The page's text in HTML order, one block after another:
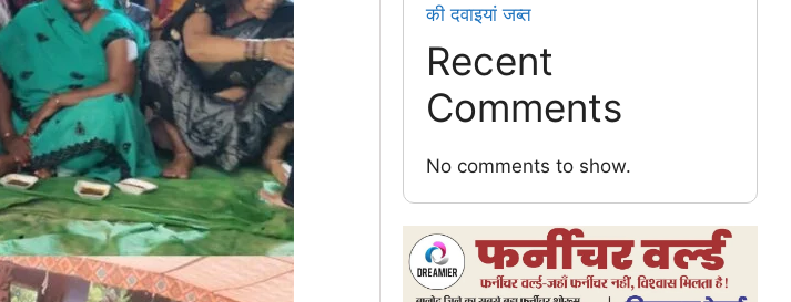
की दवाइयां जब्त
Recent
Comments
No comments to show.